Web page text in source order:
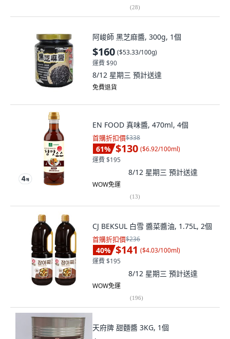
(28)
阿峻師 黑芝麻醬, 300g, 1個
$160 ($53.33/100g)
運費 $90
8/12 星期三 預計送達
免費退貨
EN FOOD 真味醬, 470ml, 4個
首購折扣價$338
61% $130 ($6.92/100ml)
運費 $195
8/12 星期三 預計送達
WOW免運
(13)
CJ BEKSUL 白雪 醬菜醬油, 1.75L, 2個
首購折扣價$236
40% $141 ($4.03/100ml)
運費 $195
8/12 星期三 預計送達
WOW免運
(196)
天府牌 甜麵醬 3KG, 1個